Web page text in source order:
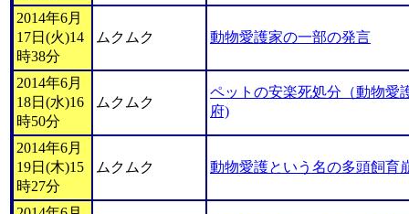
2014年6月
17日(火)14
時38分
ムクムク 動物愛護家の一部の発言
2014年6月
18日(水)16
時50分
ムクムク
ペットの安楽死処分（動物愛
府)
2014年6月
19日(木)15
時27分
ムクムク 動物愛護という名の多頭飼育